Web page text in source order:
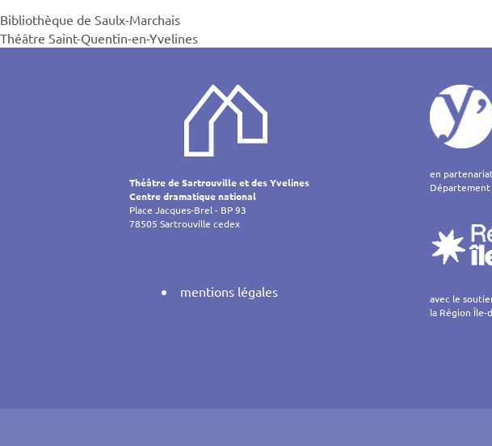
Navigation
l’article
Bibliothèque de Saulx-Marchais
Théâtre Saint-Quentin-en-Yvelines
Théâtre de Sartrouville et des Yvelines
Centre dramatique national
Place Jacques-Brel - BP 93
78505 Sartrouville cedex
mentions légales
en
Département
avec le
la Région Île-